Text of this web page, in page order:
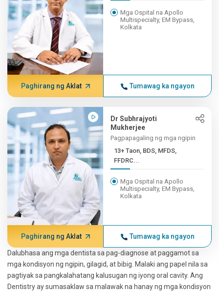
Mga Ospital na Apollo
Multispecialty, EM Bypass,
Kolkata
Paghirang ng Aklat Tumawag ka ngayon
Dr Subhrajyoti
Mukherjee
Pagpapagaling ng mga ngipin
13+ Taon, BDS, MFDS,
FFDRC...
Mga Ospital na Apollo
Multispecialty, EM Bypass,
Kolkata
Paghirang ng Aklat Tumawag ka ngayon
Dalubhasa ang mga dentista sa pag-diagnose at paggamot sa
mga kondisyon ng ngipin, gilagid, at bibig. Malaki ang papel nila sa
pagtiyak sa pangkalahatang kalusugan ng iyong oral cavity. Ang
Dentistry ay sumasaklaw sa malawak na hanay ng mga kondisyon